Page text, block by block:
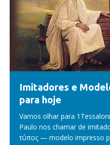
Imitadores e
para hoje
Vamos olhar para
Paulo nos chamar de
τύπος — modelo impresso